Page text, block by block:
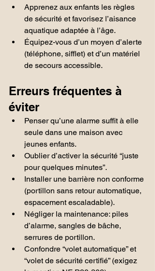
Apprenez aux enfants les règles
de sécurité et favorisez l’aisance
aquatique adaptée à l’âge.
Équipez-vous d’un moyen d’alerte
(téléphone, sifflet) et d’un matériel
de secours accessible.
Erreurs fréquentes à
éviter
Penser qu’une alarme suffit à elle
seule dans une maison avec
jeunes enfants.
Oublier d’activer la sécurité “juste
pour quelques minutes”.
Installer une barrière non conforme
(portillon sans retour automatique,
espacement escaladable).
Négliger la maintenance: piles
d’alarme, sangles de bâche,
serrures de portillon.
Confondre “volet automatique” et
“volet de sécurité certifié” (exigez